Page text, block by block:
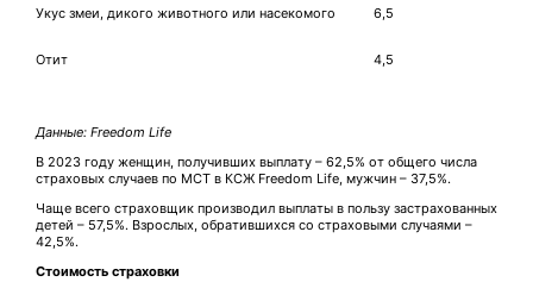
Укус змеи, дикого животного или насекомого 6,5
Отит 4,5
Данные: Freedom Life
В 2023 году женщин, получивших выплату – 62,5% от общего числа
страховых случаев по МСТ в КСЖ Freedom Life, мужчин – 37,5%.
Чаще всего страховщик производил выплаты в пользу застрахованных
детей – 57,5%. Взрослых, обратившихся со страховыми случаями –
42,5%.
Стоимость страховки